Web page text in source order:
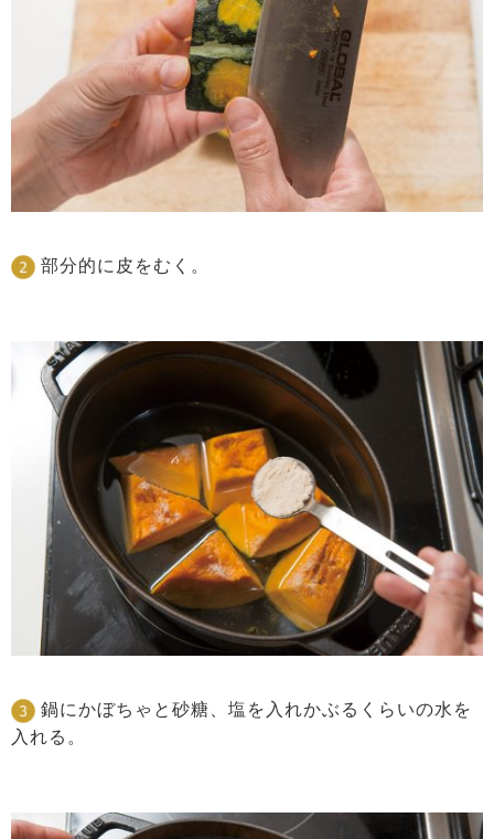
部分的に皮をむく。
鍋にかぼちゃと砂糖、塩を入れかぶるくらいの水を
入れる。